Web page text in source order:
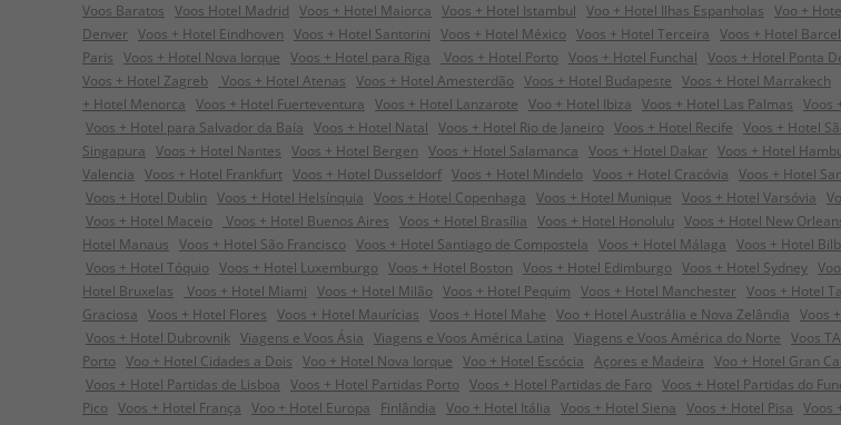
Voos Baratos Voos Hotel Madrid Voos + Hotel Maiorca Voos + Hotel Istambul Voo + Hotel Ilhas Espanholas Voo +
Denver Voos + Hotel Eindhoven Voos + Hotel Santorini Voos + Hotel México Voos + Hotel Terceira Voos + Hotel
Paris Voos + Hotel Nova Iorque Voos + Hotel para Riga Voos + Hotel Porto Voos + Hotel Funchal Voos + Hotel Ponta
Voos + Hotel Zagreb
Voos + Hotel Atenas Voos + Hotel Amesterdão Voos + Hotel Budapeste Voos + Hotel Marrakech
+ Hotel Menorca Voos + Hotel Fuerteventura Voos + Hotel Lanzarote Voo + Hotel Ibiza Voos + Hotel Las Palmas Voos
Voos + Hotel para Salvador da Baía Voos + Hotel Natal Voos + Hotel Rio de Janeiro Voos + Hotel Recife Voos + Hotel
Singapura Voos + Hotel Nantes Voos + Hotel Bergen Voos + Hotel Salamanca Voos + Hotel Dakar Voos + Hotel
Valencia Voos + Hotel Frankfurt Voos + Hotel Dusseldorf Voos + Hotel Mindelo Voos + Hotel Cracóvia Voos + Hotel
Voos + Hotel Dublin Voos + Hotel Helsínquia Voos + Hotel Copenhaga Voos + Hotel Munique Voos + Hotel Varsóvia
Voos + Hotel Maceio
Voos + Hotel Buenos Aires Voos + Hotel Brasília Voos + Hotel Honolulu Voos + Hotel New
Hotel Manaus Voos + Hotel São Francisco Voos + Hotel Santiago de Compostela Voos + Hotel Málaga Voos + Hotel
Voos + Hotel Tóquio Voos + Hotel Luxemburgo Voos + Hotel Boston Voos + Hotel Edimburgo Voos + Hotel Sydney
Hotel Bruxelas
Voos + Hotel Miami Voos + Hotel Milão Voos + Hotel Pequim Voos + Hotel Manchester Voos + Hotel
Graciosa Voos + Hotel Flores Voos + Hotel Maurícias Voos + Hotel Mahe Voo + Hotel Austrália e Nova Zelândia Voos
Voos + Hotel Dubrovnik Viagens e Voos Ásia Viagens e Voos América Latina Viagens e Voos América do Norte Voos
Porto Voo + Hotel Cidades a Dois Voo + Hotel Nova Iorque Voo + Hotel Escócia Açores e Madeira Voo + Hotel Gran
Voos + Hotel Partidas de Lisboa Voos + Hotel Partidas Porto Voos + Hotel Partidas de Faro Voos + Hotel Partidas do
Pico Voos + Hotel França Voo + Hotel Europa Finlândia Voo + Hotel Itália Voos + Hotel Siena Voos + Hotel Pisa Voos